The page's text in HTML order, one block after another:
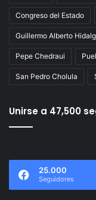
Congreso del Estado
Guillermo Alberto
Pepe Chedraui
San Pedro Cholula
Unirse a 47,500
25.000
Seguidores